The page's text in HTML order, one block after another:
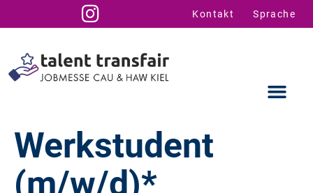
Kontakt Sprache
Werkstudent
(m/w/d)*